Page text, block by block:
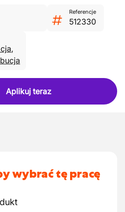
Referencje
512330
,
Aplikuj teraz
wybrać tę pracę